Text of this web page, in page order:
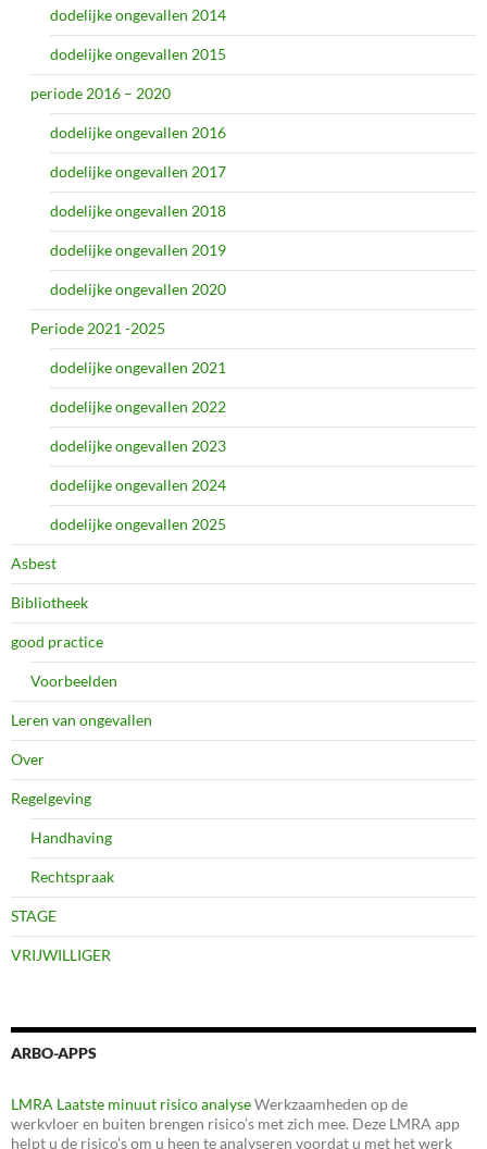
dodelijke ongevallen 2014
dodelijke ongevallen 2015
periode 2016 – 2020
dodelijke ongevallen 2016
dodelijke ongevallen 2017
dodelijke ongevallen 2018
dodelijke ongevallen 2019
dodelijke ongevallen 2020
Periode 2021 -2025
dodelijke ongevallen 2021
dodelijke ongevallen 2022
dodelijke ongevallen 2023
dodelijke ongevallen 2024
dodelijke ongevallen 2025
Asbest
Bibliotheek
good practice
Voorbeelden
Leren van ongevallen
Over
Regelgeving
Handhaving
Rechtspraak
STAGE
VRIJWILLIGER
ARBO-APPS
LMRA Laatste minuut risico analyseWerkzaamheden op de
werkvloer en buiten brengen risico’s met zich mee. Deze LMRA app
helpt u de risico’s om u heen te analyseren voordat u met het werk